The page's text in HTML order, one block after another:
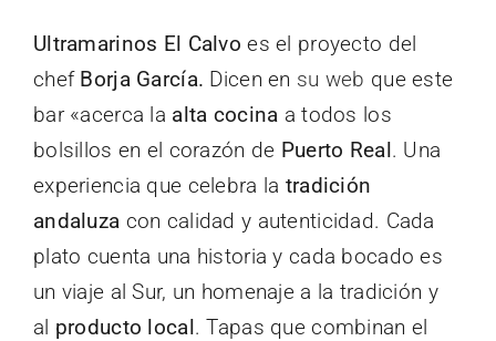
Ultramarinos El Calvo es el proyecto del
chef Borja García. Dicen en su web que este
bar «acerca la alta cocina a todos los
bolsillos en el corazón de Puerto Real. Una
experiencia que celebra la tradición
andaluza con calidad y autenticidad. Cada
plato cuenta una historia y cada bocado es
un viaje al Sur, un homenaje a la tradición y
al producto local. Tapas que combinan el